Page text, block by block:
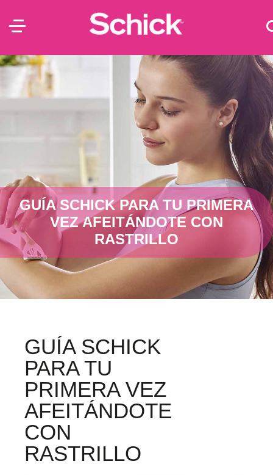
GUÍA SCHICK PARA TU PRIMERA
VEZ AFEITÁNDOTE CON
RASTRILLO
GUÍA SCHICK
PARA TU
PRIMERA VEZ
AFEITÁNDOTE
CON
RASTRILLO